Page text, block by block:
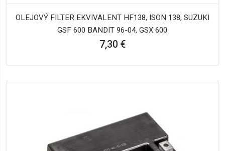
OLEJOVÝ FILTER EKVIVALENT HF138, ISON 138, SUZUKI
GSF 600 BANDIT 96-04, GSX 600
7,30 €